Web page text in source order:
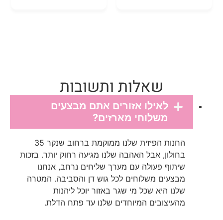
שאלות ותשובות
לאילו אזורים אתם מבצעים
משלוחי מארזים?
החנות הפיזית שלנו ממוקמת ברחוב שנקר 35
בחולון, אבל האהבה שלנו מגיעה רחוק יותר. בזכות
שיתוף פעולה עם מערך שליחים נרחב, אנחנו
מבצעים משלוחים לכל גוש דן והסביבה. המטרה
שלנו היא שכל מי שגר באזור יוכל ליהנות
מהעיצובים המיוחדים שלנו עד פתח הדלת.